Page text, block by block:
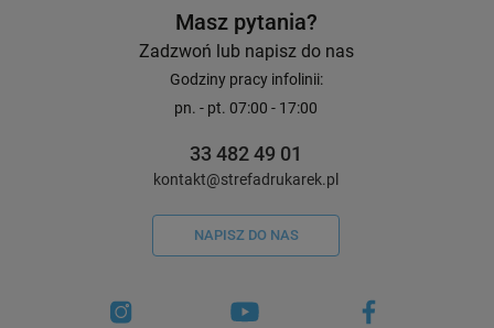
Masz pytania?
Zadzwoń lub napisz do nas
Godziny pracy infolinii:
pn. - pt. 07:00 - 17:00
33 482 49 01
kontakt@strefadrukarek.pl
NAPISZ DO NAS